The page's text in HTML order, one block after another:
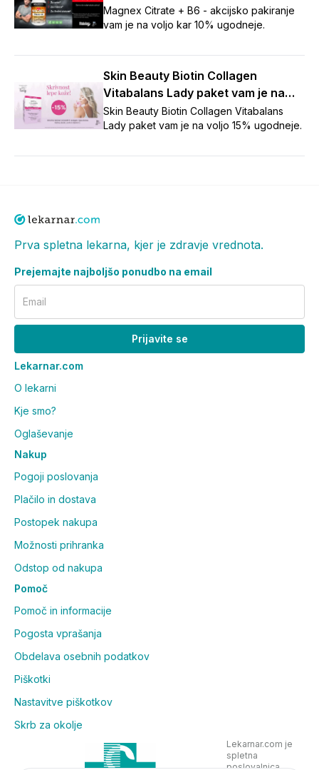
Magnex Citrate + B6 - akcijsko pakiranje
vam je na voljo kar 10% ugodneje.
Skin Beauty Biotin Collagen
Vitabalans Lady paket vam je na
voljo 15% ugodneje.
Skin Beauty Biotin Collagen Vitabalans
Lady paket vam je na voljo 15% ugodneje.
Prva spletna lekarna, kjer je zdravje vrednota.
Prejemajte najboljšo ponudbo na email
Email
Prijavite se
Lekarnar.com
O lekarni
Kje smo?
Oglaševanje
Nakup
Pogoji poslovanja
Plačilo in dostava
Postopek nakupa
Možnosti prihranka
Odstop od nakupa
Pomoč
Pomoč in informacije
Pogosta vprašanja
Obdelava osebnih podatkov
Piškotki
Nastavitve piškotkov
Skrb za okolje
Lekarnar.com je
spletna
poslovalnica